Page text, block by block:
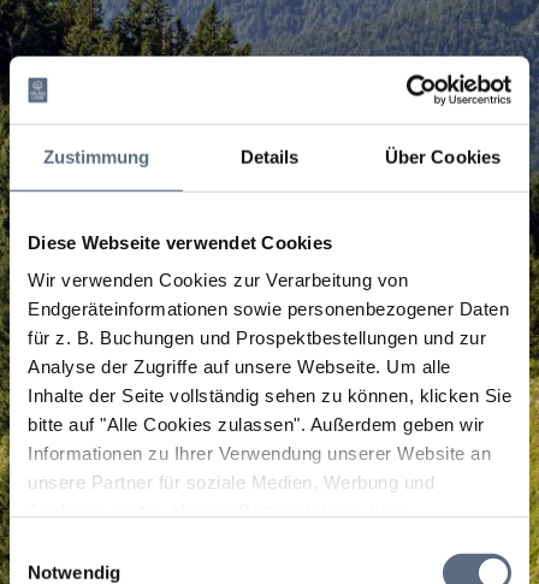
Zustimmung Details Über Cookies
Diese Webseite verwendet Cookies
Wir verwenden Cookies zur Verarbeitung von
Endgeräteinformationen sowie personenbezogener Daten
für z. B. Buchungen und Prospektbestellungen und zur
Analyse der Zugriffe auf unsere Webseite. Um alle
Inhalte der Seite vollständig sehen zu können, klicken Sie
bitte auf "Alle Cookies zulassen". Außerdem geben wir
Informationen zu Ihrer Verwendung unserer Website an
unsere Partner für soziale Medien, Werbung und
zusammen, die Sie ihnen bereitgestellt haben oder die
Einwilligungsauswahl
Notwendig